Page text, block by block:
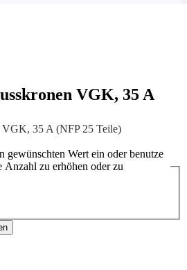
VGK, 35 A
VGK, 35 A (NFP 25 Teile)
gewünschten Wert ein oder benutze
Anzahl zu erhöhen oder zu